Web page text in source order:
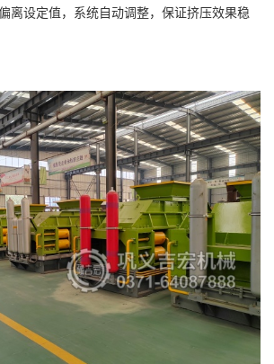
离设定值，系统自动调整，保证挤压效果稳